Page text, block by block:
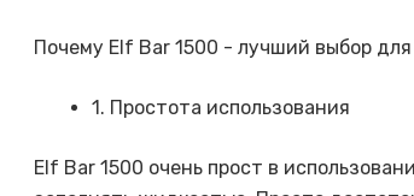
Почему Elf Bar 1500 - лучший выбор для
1. Простота использования
Elf Bar 1500 очень прост в